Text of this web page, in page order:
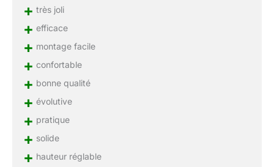
+ très joli
+ efficace
+ montage facile
+ confortable
+ bonne qualité
+ évolutive
+ pratique
+ solide
+ hauteur réglable